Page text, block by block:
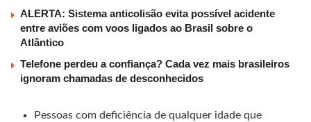
ALERTA: Sistema anticolisão evita possível acidente
entre aviões com voos ligados ao Brasil sobre o
Atlântico
Telefone perdeu a confiança? Cada vez mais brasileiros
ignoram chamadas de desconhecidos
Pessoas com deficiência de qualquer idade que